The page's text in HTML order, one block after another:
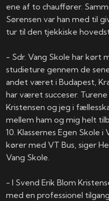
ene af to chauffører.
Sørensen var han med til
tur til den tjekkiske
​- Sdr. Vang Skole har kørt
studieture gennem de
andet været i Budapest,
har været succeser.
Kristensen og jeg i
mellem ham og mig helt
10. Klassernes Egen Skole
kører med VT Bus, siger
Vang Skole.
​- I Svend Erik Blom
med en professionel